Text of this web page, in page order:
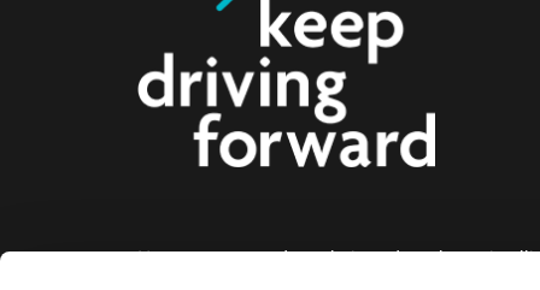
Nous proposons des solutions de recharge